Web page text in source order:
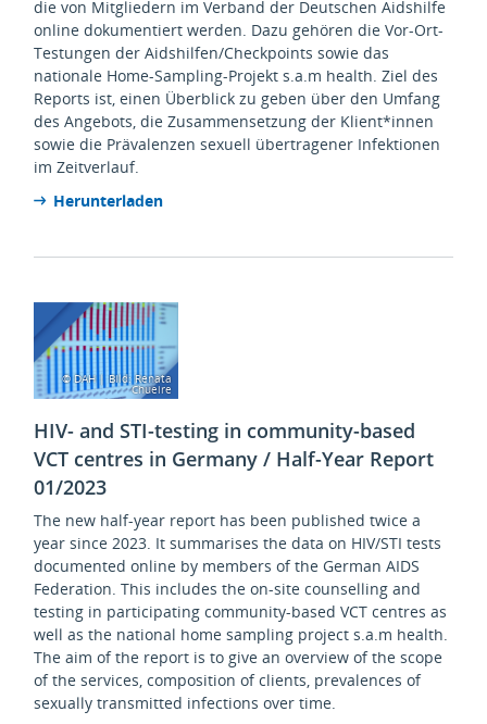
die von Mitgliedern im Verband der Deutschen Aidshilfe
online dokumentiert werden. Dazu gehören die Vor-Ort-
Testungen der Aidshilfen/Checkpoints sowie das
nationale Home-Sampling-Projekt s.a.m health. Ziel des
Reports ist, einen Überblick zu geben über den Umfang
des Angebots, die Zusammensetzung der Klient*innen
sowie die Prävalenzen sexuell übertragener Infektionen
im Zeitverlauf.
Herunterladen
© DAH | Bild: Renata
Chueire
HIV- and STI-testing in community-based
VCT centres in Germany / Half-Year Report
01/2023
The new half-year report has been published twice a
year since 2023. It summarises the data on HIV/STI tests
documented online by members of the German AIDS
Federation. This includes the on-site counselling and
testing in participating community-based VCT centres as
well as the national home sampling project s.a.m health.
The aim of the report is to give an overview of the scope
of the services, composition of clients, prevalences of
sexually transmitted infections over time.